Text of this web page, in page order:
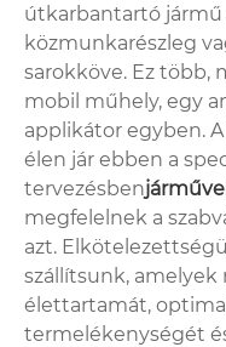
útkarbantartó
közmunkarészleg
sarokköve. Ez több,
mobil műhely, egy
applikátor egyben.
élen jár ebben a
tervezésben
megfelelnek a
azt.
szállítsunk,
élettartamát,
termelékenységét